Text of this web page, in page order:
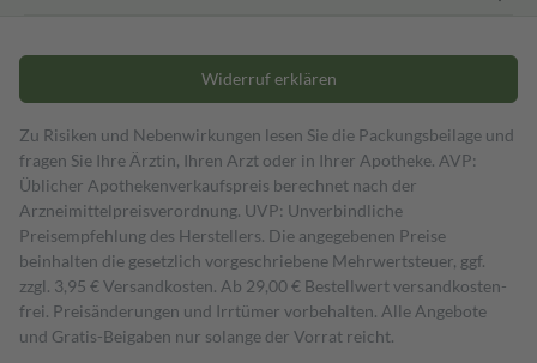
Widerruf erklären
Zu Risiken und Nebenwirkungen lesen Sie die Packungsbeilage und
fragen Sie Ihre Ärztin, Ihren Arzt oder in Ihrer Apotheke. AVP:
Üblicher Apothekenverkaufspreis berechnet nach der
Arzneimittelpreisverordnung. UVP: Unverbindliche
Preisempfehlung des Herstellers. Die angegebenen Preise
beinhalten die gesetzlich vorgeschriebene Mehrwertsteuer, ggf.
zzgl. 3,95 € Versandkosten. Ab 29,00 € Bestell­wert versand­kosten­
frei. Preisänderungen und Irrtümer vorbehalten. Alle Angebote
und Gratis-Beigaben nur solange der Vorrat reicht.